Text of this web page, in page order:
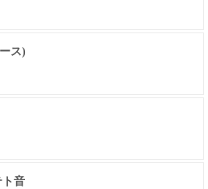
ス)
ト音